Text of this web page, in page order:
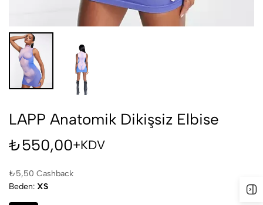
LAPP Anatomik Dikişsiz Elbise
₺550,00+KDV
₺5,50 Cashback
Beden XS